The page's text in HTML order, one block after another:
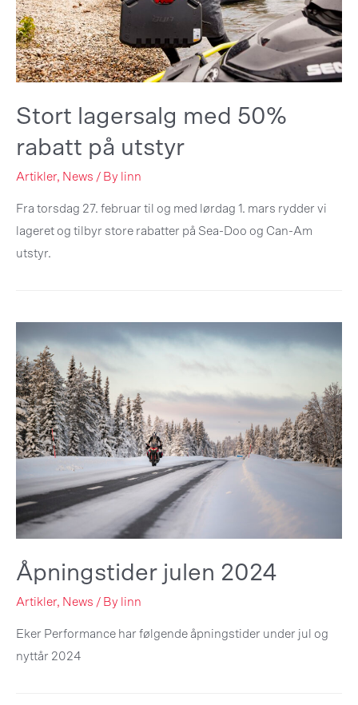
Stort lagersalg med 50%
rabatt på utstyr
Artikler, News / By linn
Fra torsdag 27. februar til og med lørdag 1. mars rydder vi
lageret og tilbyr store rabatter på Sea-Doo og Can-Am
utstyr.
Åpningstider julen 2024
Artikler, News / By linn
Eker Performance har følgende åpningstider under jul og
nyttår 2024